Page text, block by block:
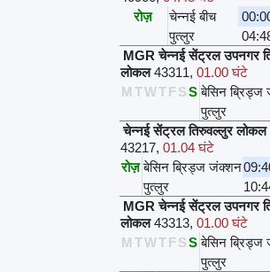
रोज़
चेन्नई बीच
पुत्लुर
MGR चेन्नई सेंट्रल उपनगर
लोकल 43311, 01.00 घंटे
M TWTFSS बेसिन
पुत्लुर
चेन्नई सेंट्रल तिरुवल्लुर लोकल
43217, 01.04 घंटे
रोज़ बेसिन ब्रिड्ज जंक्शन
पुत्लुर
MGR चेन्नई सेंट्रल उपनगर
लोकल 43313, 01.00 घंटे
M TWTFSS बेसिन
पुत्लुर